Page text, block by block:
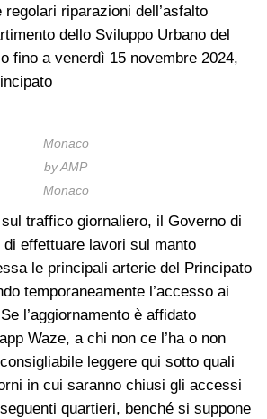
riparazioni dell’asfalto
dello Sviluppo Urbano del
fino a venerdì 15 novembre 2024,
Monaco
by AMP
Monaco
traffico giornaliero, il Governo di
di effettuare lavori sul manto
le principali arterie del Principato
temporaneamente l’accesso ai
l’aggiornamento è affidato
Waze, a chi non ce l’ha o non
leggere qui sotto quali
in cui saranno chiusi gli accessi
quartieri, benché si suppone